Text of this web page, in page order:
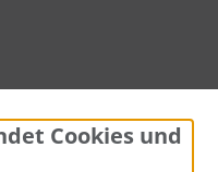
Cookies und